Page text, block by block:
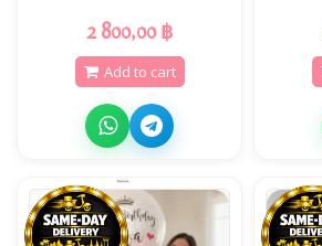
2 800,00 ฿
Add to cart